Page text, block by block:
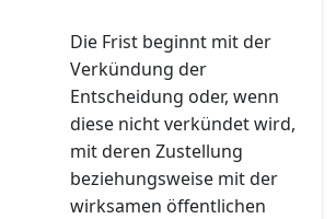
Die Frist beginnt mit der
Verkündung der
Entscheidung oder, wenn
diese nicht verkündet wird,
mit deren Zustellung
beziehungsweise mit der
wirksamen öffentlichen